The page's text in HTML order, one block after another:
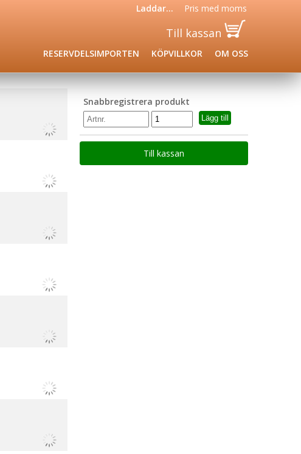
Till kassan
Laddar... Pris med moms
RESERVDELSIMPORTEN KÖPVILLKOR OM OSS
Snabbregistrera produkt
Till kassan